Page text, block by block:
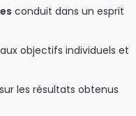
conduit dans un esprit
aux objectifs individuels et
sur les résultats obtenus